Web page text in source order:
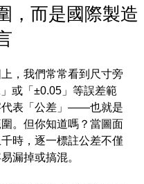
，而是國際製造
，我們常常看到尺寸旁
或「±0.05」等誤差範
代表「公差」——也就是
。但你知道嗎？當圖面
千時，逐一標註公差不僅
漏掉或搞混。